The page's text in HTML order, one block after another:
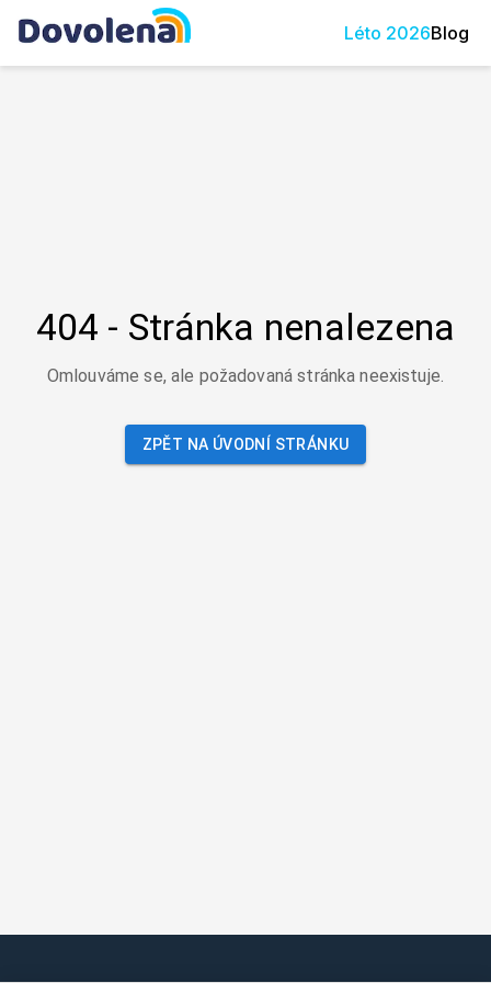
Léto 2026Blog
404 - Stránka nenalezena
Omlouváme se, ale požadovaná stránka neexistuje.
ZPĚT NA ÚVODNÍ STRÁNKU